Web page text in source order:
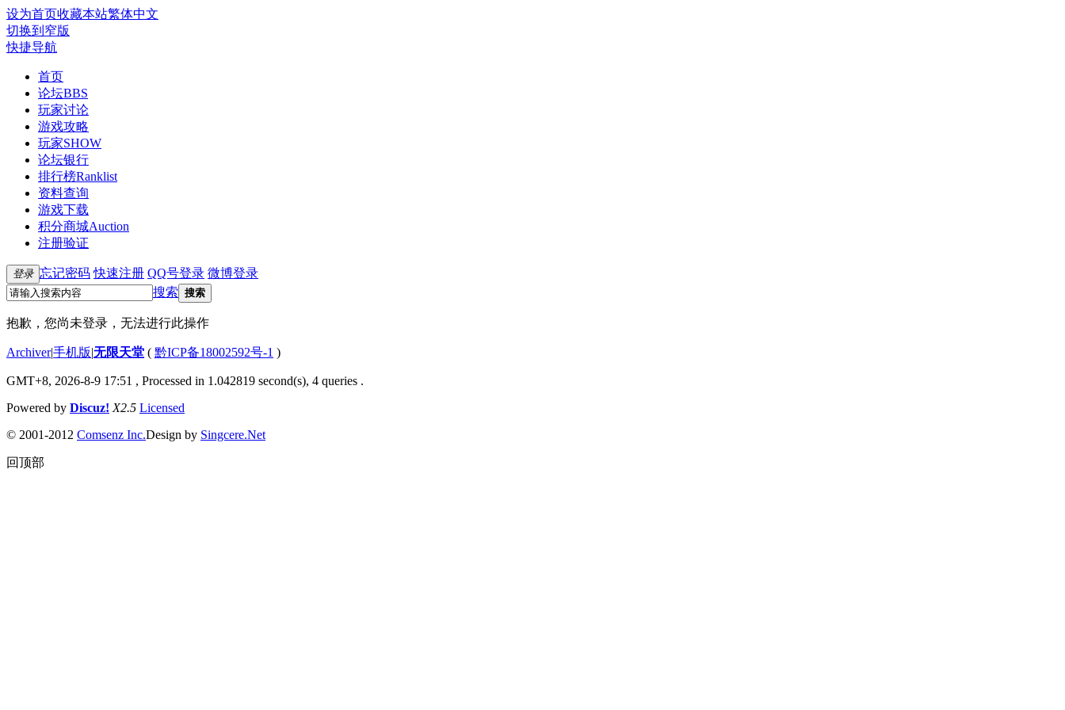
设为首页收藏本站繁体中文
切换到窄版
快捷导航
首页
论坛BBS
玩家讨论
游戏攻略
玩家SHOW
论坛银行
排行榜Ranklist
资料查询
游戏下载
积分商城Auction
注册验证
登录 忘记密码 快速注册 QQ号登录 微博登录
搜索 搜索
抱歉，您尚未登录，无法进行此操作
Archiver|手机版|无限天堂 ( 黔ICP备18002592号-1 )
GMT+8, 2026-8-9 17:51 , Processed in 1.042819 second(s), 4 queries .
Powered by Discuz! X2.5 Licensed
© 2001-2012 Comsenz Inc.Design by Singcere.Net
回顶部